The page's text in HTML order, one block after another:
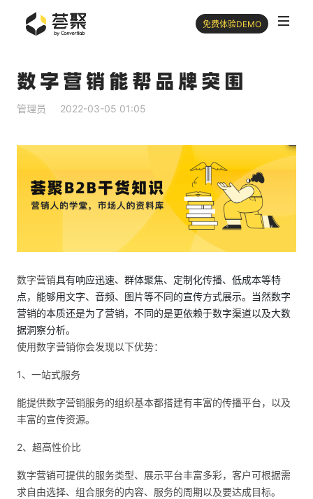
免费体验DEMO
数字营销能帮品牌突围
管理员 2022-03-05 01:05
数字营销具有响应迅速、群体聚焦、定制化传播、低成本等特
点，能够用文字、音频、图片等不同的宣传方式展示。当然数字
营销的本质还是为了营销，不同的是更依赖于数字渠道以及大数
据洞察分析。
使用数字营销你会发现以下优势：
1、一站式服务
能提供数字营销服务的组织基本都搭建有丰富的传播平台，以及
丰富的宣传资源。
2、超高性价比
数字营销可提供的服务类型、展示平台丰富多彩，客户可根据需
求自由选择、组合服务的内容、服务的周期以及要达成目标。